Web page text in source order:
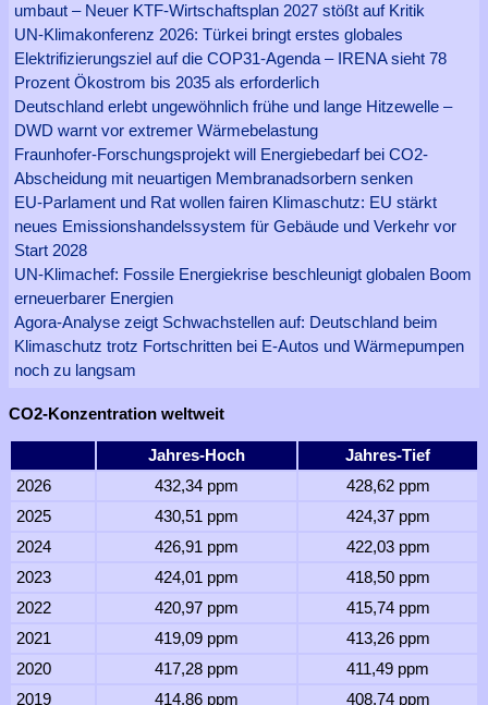
umbaut – Neuer KTF-Wirtschaftsplan 2027 stößt auf Kritik
UN-Klimakonferenz 2026: Türkei bringt erstes globales
Elektrifizierungsziel auf die COP31-Agenda – IRENA sieht 78
Prozent Ökostrom bis 2035 als erforderlich
Deutschland erlebt ungewöhnlich frühe und lange Hitzewelle –
DWD warnt vor extremer Wärmebelastung
Fraunhofer-Forschungsprojekt will Energiebedarf bei CO2-
Abscheidung mit neuartigen Membranadsorbern senken
EU-Parlament und Rat wollen fairen Klimaschutz: EU stärkt
neues Emissionshandelssystem für Gebäude und Verkehr vor
Start 2028
UN-Klimachef: Fossile Energiekrise beschleunigt globalen Boom
erneuerbarer Energien
Agora-Analyse zeigt Schwachstellen auf: Deutschland beim
Klimaschutz trotz Fortschritten bei E-Autos und Wärmepumpen
noch zu langsam
CO2-Konzentration weltweit
Jahres-Hoch
Jahres-Tief
2026
432,34 ppm
428,62 ppm
2025
430,51 ppm
424,37 ppm
2024
426,91 ppm
422,03 ppm
2023
424,01 ppm
418,50 ppm
2022
420,97 ppm
415,74 ppm
2021
419,09 ppm
413,26 ppm
2020
417,28 ppm
411,49 ppm
2019
414,86 ppm 408,74 ppm